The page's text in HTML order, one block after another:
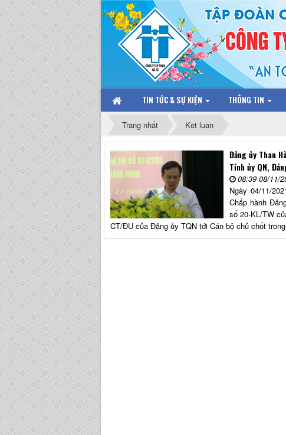
TIN TỨC & SỰ KIỆN THÔNG TIN
Trang nhất Ket luan
Đảng ủy Than
Tỉnh ủy QN,
08:39 08/11/
Ngày 04/11/
Chấp hành
số 20-KL/TW
CT/ĐU của Đảng ủy TQN tới Cán bộ chủ chốt